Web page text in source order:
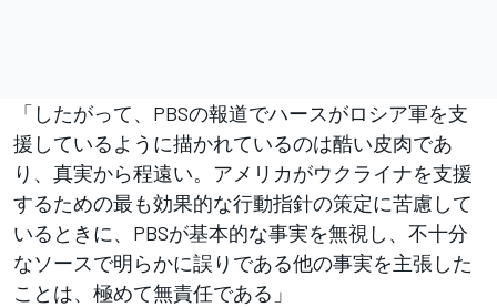
「したがって、PBSの報道でハースがロシア軍を支
援しているように描かれているのは酷い皮肉であ
り、真実から程遠い。アメリカがウクライナを支援
するための最も効果的な行動指針の策定に苦慮して
いるときに、PBSが基本的な事実を無視し、不十分
なソースで明らかに誤りである他の事実を主張した
ことは、極めて無責任である」